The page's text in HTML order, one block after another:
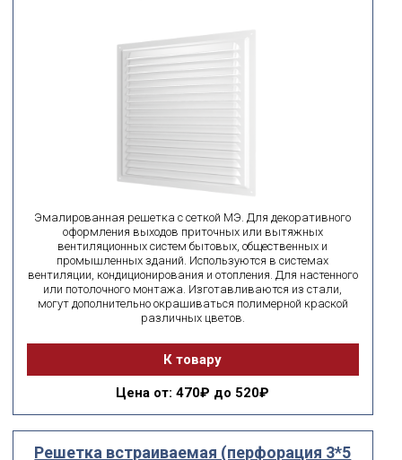
Эмалированная решетка с сеткой МЭ. Для декоративного
оформления выходов приточных или вытяжных
вентиляционных систем бытовых, общественных и
промышленных зданий. Используются в системах
вентиляции, кондиционирования и отопления. Для настенного
или потолочного монтажа. Изготавливаются из стали,
могут дополнительно окрашиваться полимерной краской
различных цветов.
К товару
Цена от: 470₽ до 520₽
Решетка встраиваемая (перфорация 3*5